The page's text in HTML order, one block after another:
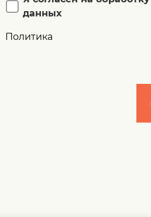
данных
Политика